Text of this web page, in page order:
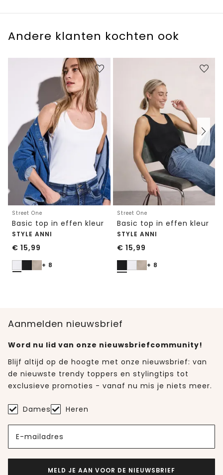
Andere klanten kochten ook
Street One
Basic top in effen kleur
STYLE ANNI
€ 15,99
+ 8
Street One
Basic top in effen kleur
STYLE ANNI
€ 15,99
+ 8
Aanmelden nieuwsbrief
Word nu lid van onze nieuwsbriefcommunity!
Blijf altijd op de hoogte met onze nieuwsbrief: van
de nieuwste trendy toppers en stylingtips tot
exclusieve promoties - vanaf nu mis je niets meer.
Dames Heren
E-mailadres
MELD JE AAN VOOR DE NIEUWSBRIEF